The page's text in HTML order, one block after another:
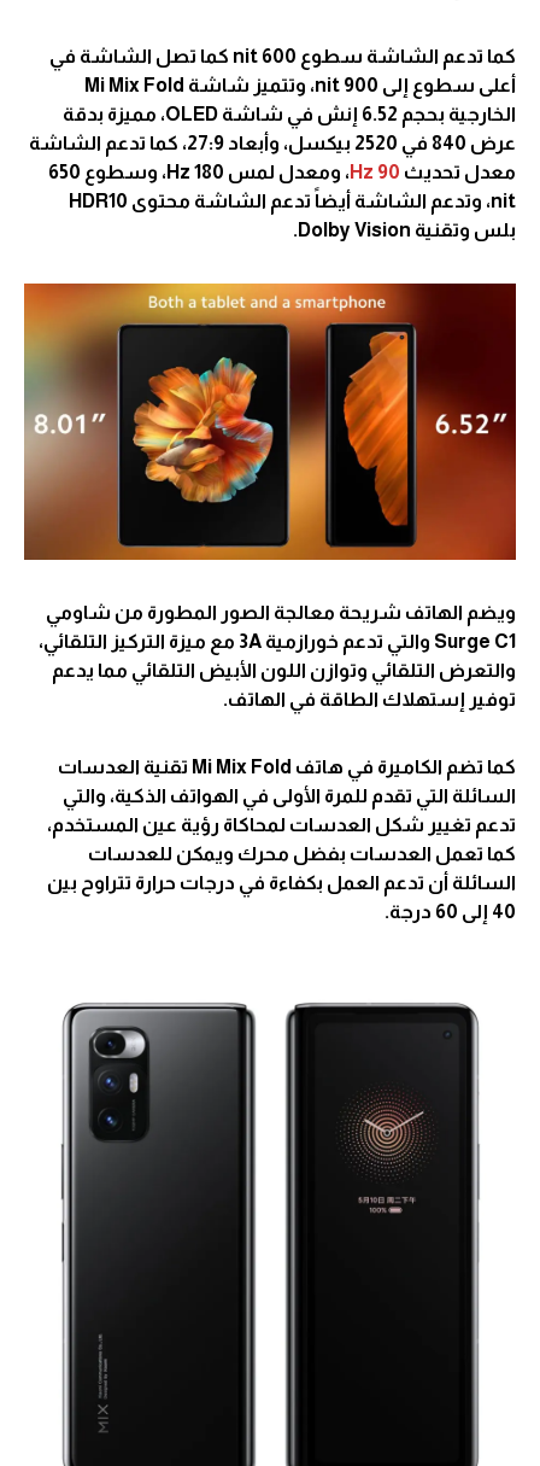
كما تدعم الشاشة سطوع 600 nit كما تصل الشاشة في
أعلى سطوع إلى 900 nit، وتتميز شاشة Mi Mix Fold
الخارجية بحجم 6.52 إنش في شاشة OLED، مميزة بدقة
عرض 840 في 2520 بيكسل، وأبعاد 27:9، كما تدعم الشاشة
معدل تحديث
، ومعدل لمس 180 Hz، وسطوع 650
nit، وتدعم الشاشة أيضاً تدعم الشاشة محتوى HDR10
بلس وتقنية Dolby Vision.
ويضم الهاتف شريحة معالجة الصور المطورة من شاومي
Surge C1 والتي تدعم خورازمية 3A مع ميزة التركيز التلقائي،
والتعرض التلقائي وتوازن اللون الأبيض التلقائي مما يدعم
توفير إستهلاك الطاقة في الهاتف.
كما تضم الكاميرة في هاتف Mi Mix Fold تقنية العدسات
السائلة التي تقدم للمرة الأولى في الهواتف الذكية، والتي
تدعم تغيير شكل العدسات لمحاكاة رؤية عين المستخدم،
كما تعمل العدسات بفضل محرك ويمكن للعدسات
السائلة أن تدعم العمل بكفاءة في درجات حرارة تتراوح بين
40 إلى 60 درجة.